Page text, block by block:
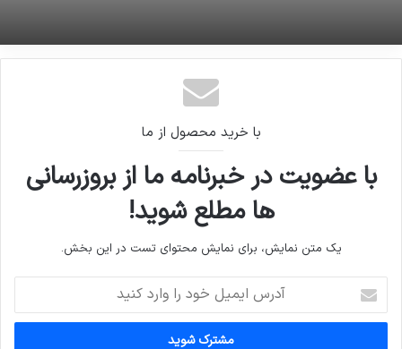
با خرید محصول از ما
با عضویت در خبرنامه ما از بروزرسانی
ها مطلع شوید!
یک متن نمایش، برای نمایش محتوای تست در این بخش.
ایمیل
خود